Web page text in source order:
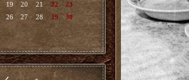
19 20 21 22
23
26 27 28 29
30